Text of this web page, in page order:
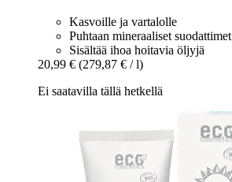
Kasvoille ja vartalolle
Puhtaan mineraaliset suodattimet
Sisältää ihoa hoitavia öljyjä
20,99 € (279,87 € / l)
Ei saatavilla tällä hetkellä